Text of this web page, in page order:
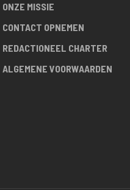
ONZE MISSIE
CONTACT OPNEMEN
REDACTIONEEL CHARTER
ALGEMENE VOORWAARDEN